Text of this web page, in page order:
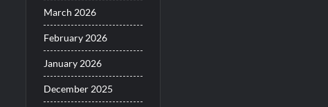
March 2026
February 2026
January 2026
December 2025